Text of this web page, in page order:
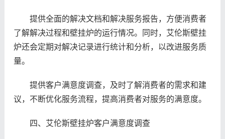
提供全面的解决文档和解决服务报告，方便消费者
了解解决过程和壁挂炉的运行情况。同时，艾伦斯壁挂
炉还会定期对解决记录进行统计和分析，以改进服务质
量。
提供客户满意度调查，及时了解消费者的需求和建
议，不断优化服务流程，提高消费者对服务的满意度。
四、艾伦斯壁挂炉客户满意度调查